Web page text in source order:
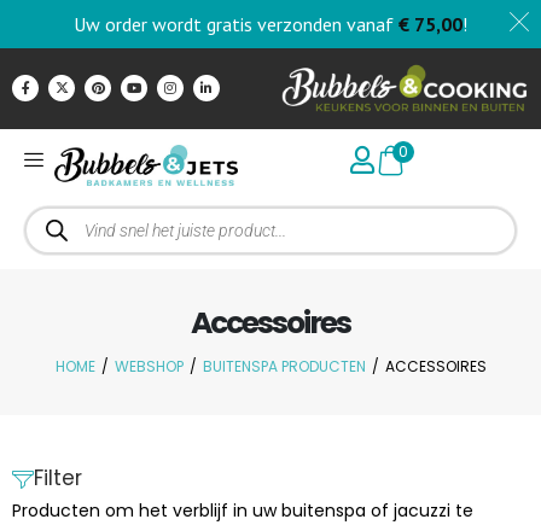
Uw order wordt gratis verzonden vanaf € 75,00!
0
Accessoires
HOME / WEBSHOP / BUITENSPA PRODUCTEN / ACCESSOIRES
Filter
Producten om het verblijf in uw buitenspa of jacuzzi te